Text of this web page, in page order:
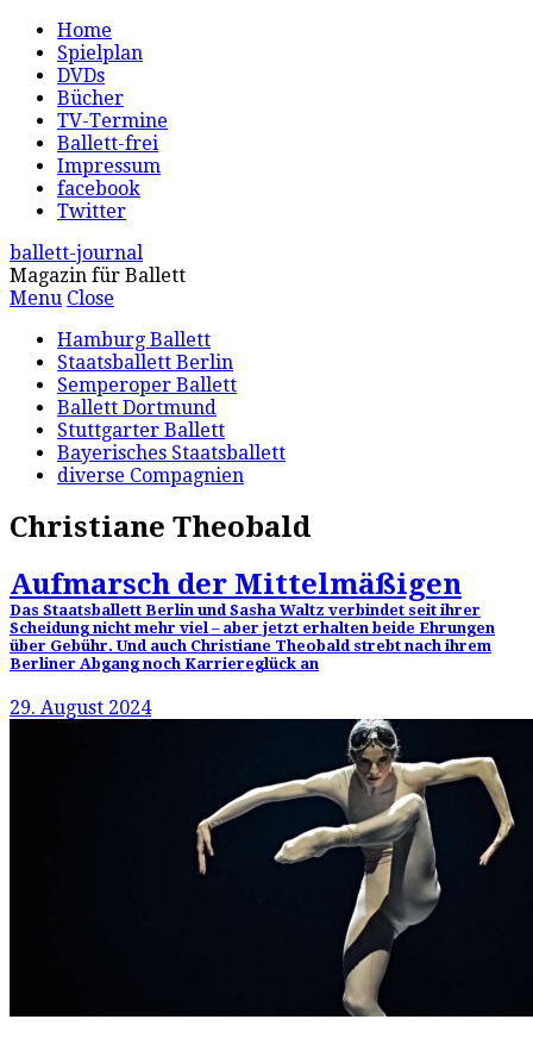
Home
Spielplan
DVDs
Bücher
TV-Termine
Ballett-frei
Impressum
facebook
Twitter
ballett-journal
Magazin für Ballett
Menu Close
Hamburg Ballett
Staatsballett Berlin
Semperoper Ballett
Ballett Dortmund
Stuttgarter Ballett
Bayerisches Staatsballett
diverse Compagnien
Christiane Theobald
Aufmarsch der Mittelmäßigen
Das Staatsballett Berlin und Sasha Waltz verbindet seit ihrer
Scheidung nicht mehr viel – aber jetzt erhalten beide Ehrungen
über Gebühr. Und auch Christiane Theobald strebt nach ihrem
Berliner Abgang noch Karriereglück an
29. August 2024